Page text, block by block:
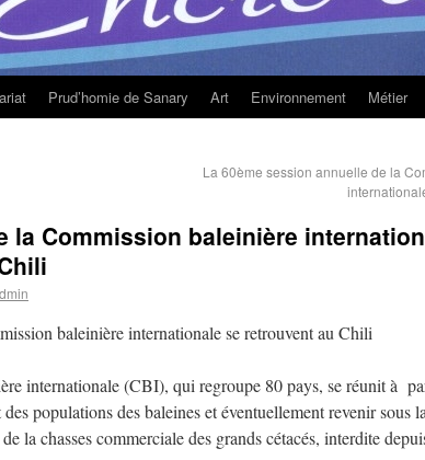
Prud’homie de Sanary Art Environnement Métier
La 60ème session annuelle de la
la Commission baleinière
baleinière internationale se retrouvent au Chili
internationale (CBI), qui regroupe 80 pays, se réunit à
populations des baleines et éventuellement revenir sous
la chasses commerciale des grands cétacés, interdite